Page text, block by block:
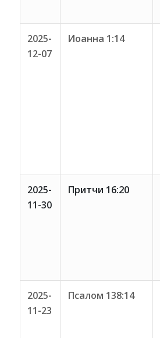
2025-
12-07
Иоанна 1:14
2025-
11-30
Притчи 16:20
2025-
11-23
Псалом 138:14